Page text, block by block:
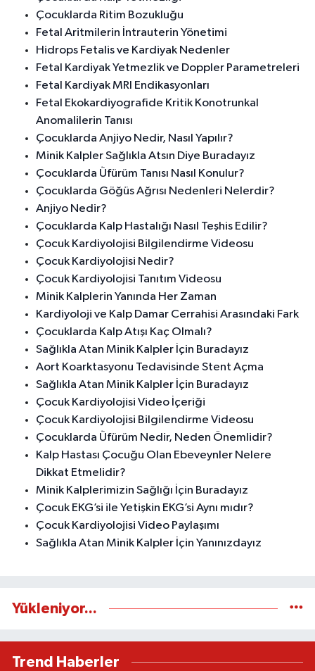
Çocuklarda Ritim Bozukluğu
Fetal Aritmilerin İntrauterin Yönetimi
Hidrops Fetalis ve Kardiyak Nedenler
Fetal Kardiyak Yetmezlik ve Doppler Parametreleri
Fetal Kardiyak MRI Endikasyonları
Fetal Ekokardiyografide Kritik Konotrunkal
Anomalilerin Tanısı
Çocuklarda Anjiyo Nedir, Nasıl Yapılır?
Minik Kalpler Sağlıkla Atsın Diye Buradayız
Çocuklarda Üfürüm Tanısı Nasıl Konulur?
Çocuklarda Göğüs Ağrısı Nedenleri Nelerdir?
Anjiyo Nedir?
Çocuklarda Kalp Hastalığı Nasıl Teşhis Edilir?
Çocuk Kardiyolojisi Bilgilendirme Videosu
Çocuk Kardiyolojisi Nedir?
Çocuk Kardiyolojisi Tanıtım Videosu
Minik Kalplerin Yanında Her Zaman
Kardiyoloji ve Kalp Damar Cerrahisi Arasındaki Fark
Çocuklarda Kalp Atışı Kaç Olmalı?
Sağlıkla Atan Minik Kalpler İçin Buradayız
Aort Koarktasyonu Tedavisinde Stent Açma
Sağlıkla Atan Minik Kalpler İçin Buradayız
Çocuk Kardiyolojisi Video İçeriği
Çocuk Kardiyolojisi Bilgilendirme Videosu
Çocuklarda Üfürüm Nedir, Neden Önemlidir?
Kalp Hastası Çocuğu Olan Ebeveynler Nelere
Dikkat Etmelidir?
Minik Kalplerimizin Sağlığı İçin Buradayız
Çocuk EKG’si ile Yetişkin EKG’si Aynı mıdır?
Çocuk Kardiyolojisi Video Paylaşımı
Sağlıkla Atan Minik Kalpler İçin Yanınızdayız
Yükleniyor...
Trend Haberler